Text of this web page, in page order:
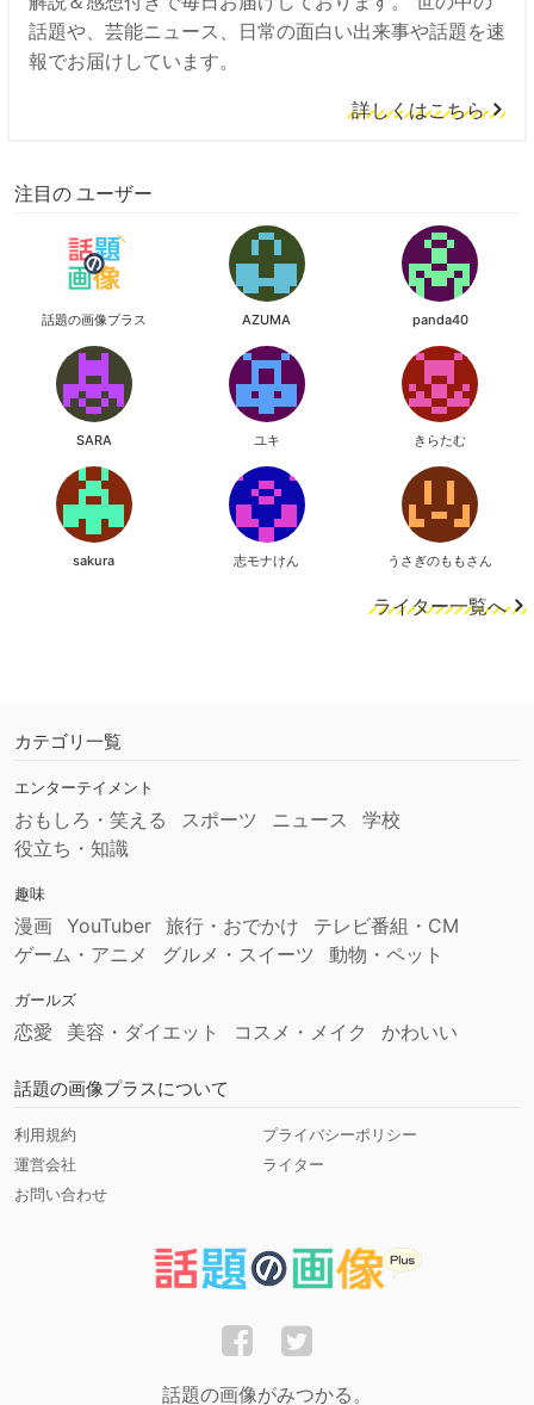
話題や、芸能ニュース、日常の面白い出来事や話題を速
報でお届けしています。
詳しくはこちら
注目の ユーザー
話題の画像プラス AZUMA panda40
SARA ユキ きらたむ
sakura 志モナけん うさぎのももさん
ライター一覧へ
カテゴリ一覧
エンターテイメント
おもしろ・笑える スポーツ ニュース
学校
役立ち・知識
趣味
漫画 YouTuber 旅行・おでかけ
テレビ番組・CM
ゲーム・アニメ
グルメ・スイーツ 動物・ペット
ガールズ
恋愛 美容・ダイエット コスメ・メイク かわいい
話題の画像プラスについて
利用規約
プライバシーポリシー
運営会社
ライター
お問い合わせ
話題の画像がみつかる。